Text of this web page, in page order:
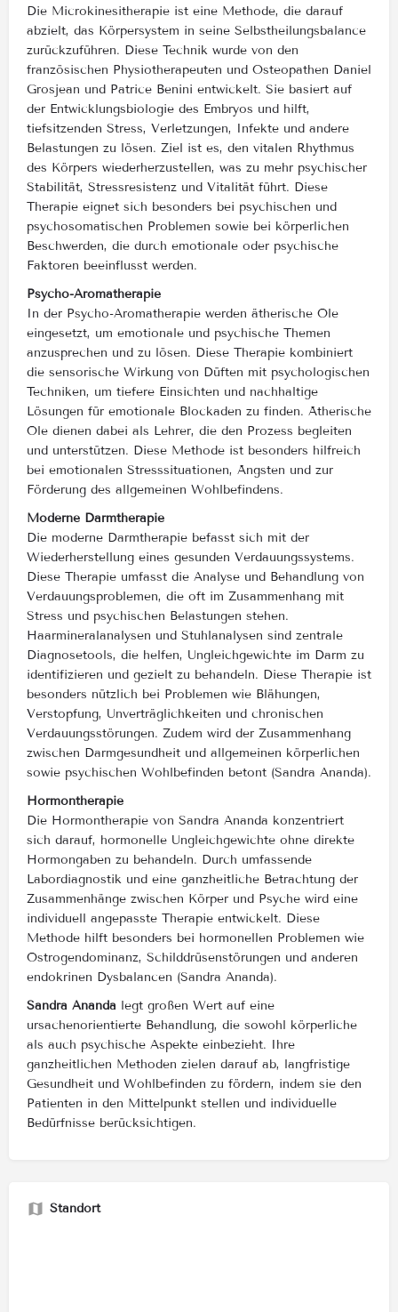
Die Microkinesitherapie ist eine Methode, die darauf
abzielt, das Körpersystem in seine Selbstheilungsbalance
zurückzuführen. Diese Technik wurde von den
französischen Physiotherapeuten und Osteopathen Daniel
Grosjean und Patrice Benini entwickelt. Sie basiert auf
der Entwicklungsbiologie des Embryos und hilft,
tiefsitzenden Stress, Verletzungen, Infekte und andere
Belastungen zu lösen. Ziel ist es, den vitalen Rhythmus
des Körpers wiederherzustellen, was zu mehr psychischer
Stabilität, Stressresistenz und Vitalität führt. Diese
Therapie eignet sich besonders bei psychischen und
psychosomatischen Problemen sowie bei körperlichen
Beschwerden, die durch emotionale oder psychische
Faktoren beeinflusst werden​.
Psycho-Aromatherapie
In der Psycho-Aromatherapie werden ätherische Öle
eingesetzt, um emotionale und psychische Themen
anzusprechen und zu lösen. Diese Therapie kombiniert
die sensorische Wirkung von Düften mit psychologischen
Techniken, um tiefere Einsichten und nachhaltige
Lösungen für emotionale Blockaden zu finden. Ätherische
Öle dienen dabei als Lehrer, die den Prozess begleiten
und unterstützen. Diese Methode ist besonders hilfreich
bei emotionalen Stresssituationen, Ängsten und zur
Förderung des allgemeinen Wohlbefindens​.
Moderne Darmtherapie
Die moderne Darmtherapie befasst sich mit der
Wiederherstellung eines gesunden Verdauungssystems.
Diese Therapie umfasst die Analyse und Behandlung von
Verdauungsproblemen, die oft im Zusammenhang mit
Stress und psychischen Belastungen stehen.
Haarmineralanalysen und Stuhlanalysen sind zentrale
Diagnosetools, die helfen, Ungleichgewichte im Darm zu
identifizieren und gezielt zu behandeln. Diese Therapie ist
besonders nützlich bei Problemen wie Blähungen,
Verstopfung, Unverträglichkeiten und chronischen
Verdauungsstörungen. Zudem wird der Zusammenhang
zwischen Darmgesundheit und allgemeinen körperlichen
sowie psychischen Wohlbefinden betont​ (Sandra Ananda)​.
Hormontherapie
Die Hormontherapie von Sandra Ananda konzentriert
sich darauf, hormonelle Ungleichgewichte ohne direkte
Hormongaben zu behandeln. Durch umfassende
Labordiagnostik und eine ganzheitliche Betrachtung der
Zusammenhänge zwischen Körper und Psyche wird eine
individuell angepasste Therapie entwickelt. Diese
Methode hilft besonders bei hormonellen Problemen wie
Östrogendominanz, Schilddrüsenstörungen und anderen
endokrinen Dysbalancen​ (Sandra Ananda)​.
Sandra Ananda legt großen Wert auf eine
ursachenorientierte Behandlung, die sowohl körperliche
als auch psychische Aspekte einbezieht. Ihre
ganzheitlichen Methoden zielen darauf ab, langfristige
Gesundheit und Wohlbefinden zu fördern, indem sie den
Patienten in den Mittelpunkt stellen und individuelle
Bedürfnisse berücksichtigen.
Standort